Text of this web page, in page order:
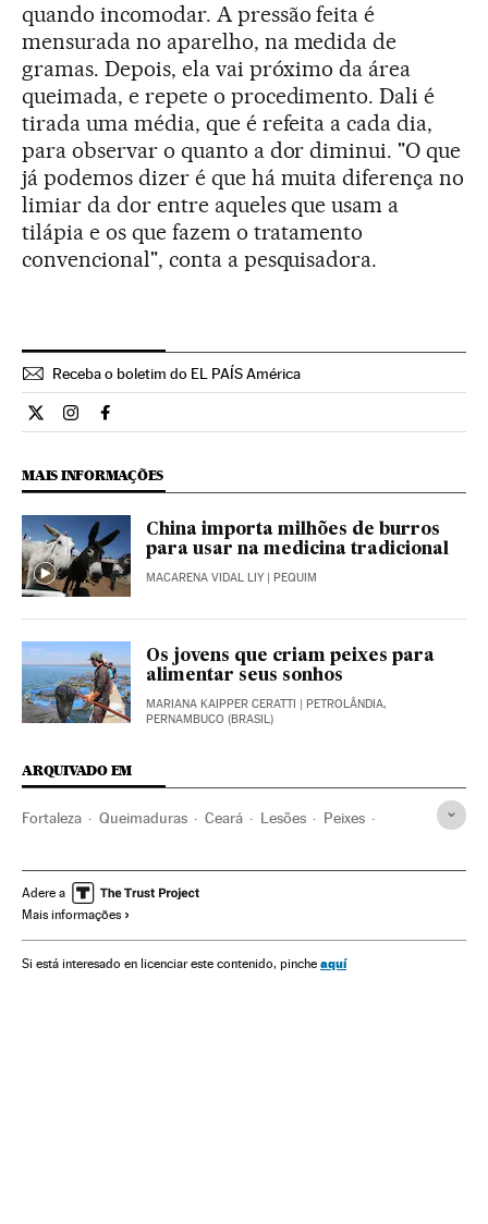
quando incomodar. A pressão feita é
mensurada no aparelho, na medida de
gramas. Depois, ela vai próximo da área
queimada, e repete o procedimento. Dali é
tirada uma média, que é refeita a cada dia,
para observar o quanto a dor diminui. "O que
já podemos dizer é que há muita diferença no
limiar da dor entre aqueles que usam a
tilápia e os que fazem o tratamento
convencional", conta a pesquisadora.
Receba o boletim do EL PAÍS América
Ciencia El País Brasil en Twitter
Ciencia El País Brasil en Instagram
Ciencia El País Brasil en Facebook
MAIS INFORMAÇÕES
China importa milhões de burros
para usar na medicina tradicional
MACARENA VIDAL LIY | PEQUIM
Os jovens que criam peixes para
alimentar seus sonhos
MARIANA KAIPPER CERATTI | PETROLÂNDIA,
PERNAMBUCO (BRASIL)
ARQUIVADO EM
Fortaleza Queimaduras Ceará Lesões Peixes
América Latina Doenças
América
Espécies Saúde Meio ambiente Ciência
Adere a
Mais informações
Si está interesado en licenciar este contenido, pinche aquí